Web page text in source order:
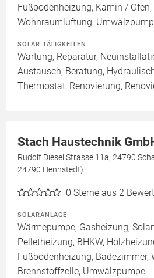
Fußbodenheizung, Kamin /
Wohnraumlüftung,
SOLAR TÄTIGKEITEN
Wartung, Reparatur,
Austausch, Beratung,
Thermostat, Renovierung,
Stach Haustechnik
Rudolf Diesel Strasse 11a, 24790
24790 Hennstedt)
0 Sterne aus 2
SOLARANLAGE
Wärmepumpe, Gasheizung,
Pelletheizung, BHKW,
Fußbodenheizung,
Brennstoffzelle, Umwälzpumpe